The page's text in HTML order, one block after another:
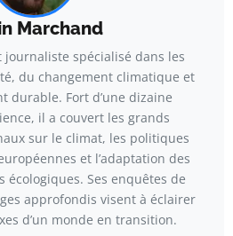
Marchand
journaliste spécialisé dans les
du changement climatique et
durable. Fort d’une dizaine
il a couvert les grands
sur le climat, les politiques
et l’adaptation des
écologiques. Ses enquêtes de
approfondis visent à éclairer
d’un monde en transition.